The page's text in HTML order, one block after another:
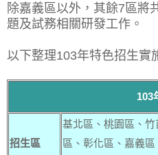
除嘉義區以外，其餘7區將
題及試務相關研發工作。
以下整理103年特色招生實
103
招生區
基北區、桃園區、竹
區、彰化區、嘉義